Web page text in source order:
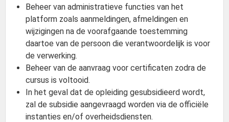
Beheer van administratieve functies van het
platform zoals aanmeldingen, afmeldingen en
wijzigingen na de voorafgaande toestemming
daartoe van de persoon die verantwoordelijk is voor
de verwerking.
Beheer van de aanvraag voor certificaten zodra de
cursus is voltooid.
In het geval dat de opleiding gesubsidieerd wordt,
zal de subsidie aangevraagd worden via de officiële
instanties en/of overheidsdiensten.